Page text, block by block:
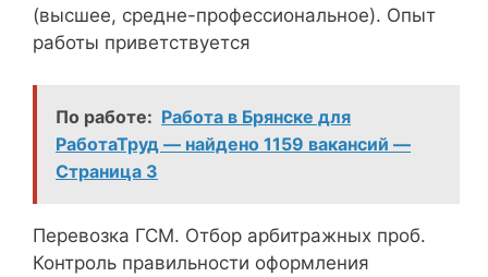
(высшее, средне-профессиональное). Опыт
работы приветствуется
По работе: Работа в Брянске для
РаботаТруд — найдено 1159 вакансий —
Страница 3
Перевозка ГСМ. Отбор арбитражных проб.
Контроль правильности оформления